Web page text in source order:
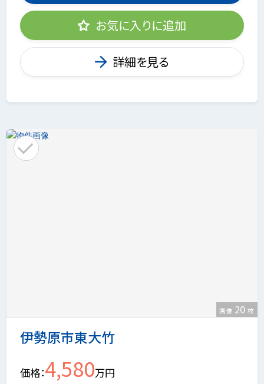
お気に入りに追加
詳細を見る
伊勢原市東大竹
画像 20 枚
価格 4,580万円